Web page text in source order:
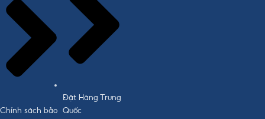
Chính sách bảo
Đặt Hàng Trung
Quốc